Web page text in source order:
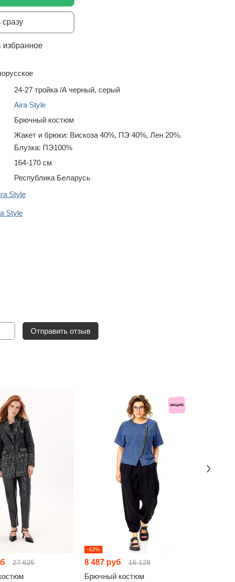
сразу
избранное
24-27 тройка /А черный, серый
Aira Style
Брючный костюм
Жакет и брюки: Вискоза 40%, ПЭ 40%, Лен 20%.
Блузка: ПЭ100%
164-170 см
Республика Беларусь
Style
Style
Отправить отзыв
27 625
-52%
8 487 руб 16 128
Брючный костюм